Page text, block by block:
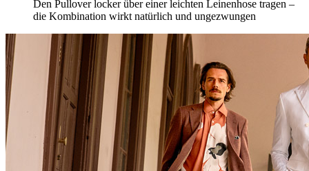
Den Pullover locker über einer leichten Leinenhose tragen –
die Kombination wirkt natürlich und ungezwungen